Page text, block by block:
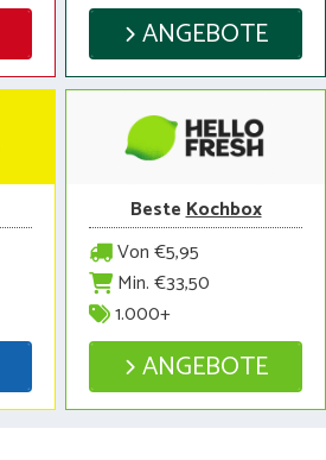
ANGEBOTE
BesteKochbox
Von €5,95
Min. €33,50
1.000+
ANGEBOTE